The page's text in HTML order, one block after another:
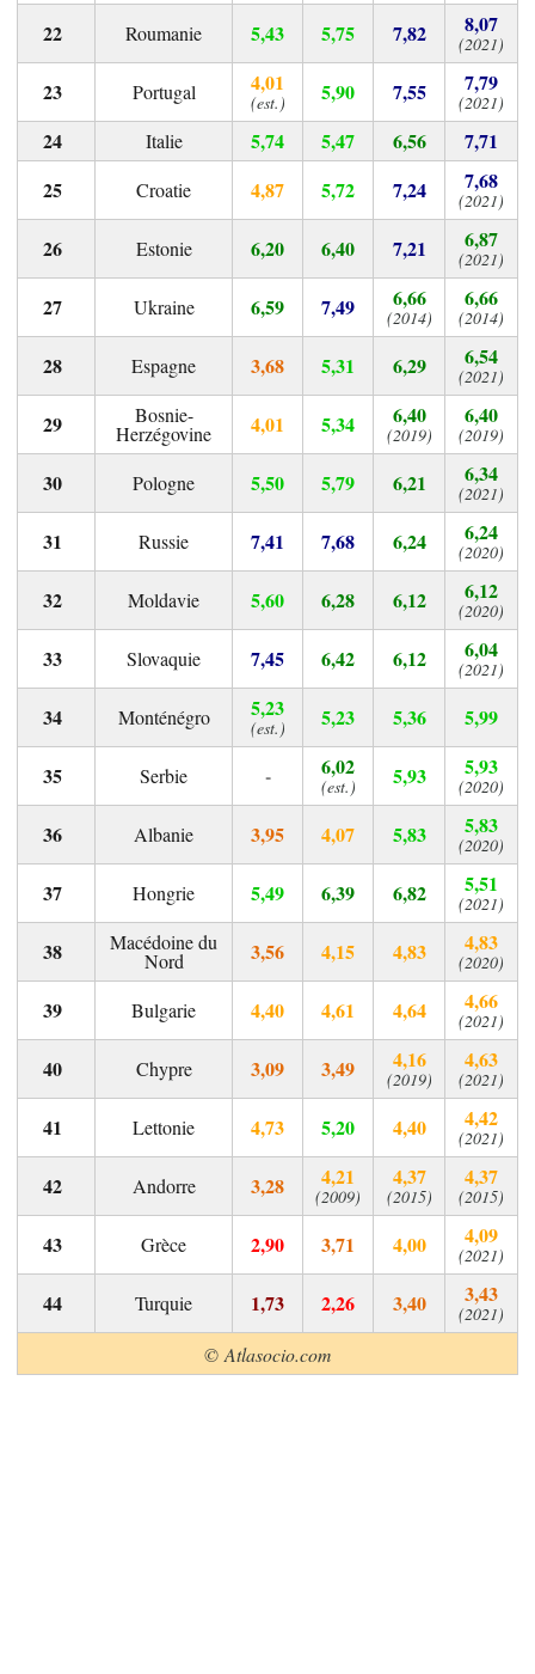
© Atlasocio.com
Roumanie 5,43 5,75 7,82 8,07
(2021)
Portugal 4,01
(est.) 5,90 7,55 7,79
(2021)
Italie 5,74 5,47 6,56 7,71
Croatie 4,87 5,72 7,24 7,68
(2021)
Estonie 6,20 6,40 7,21 6,87
(2021)
Ukraine 6,59 7,49 6,66
(2014)
6,66
(2014)
Espagne 3,68 5,31 6,29 6,54
(2021)
Bosnie-
Herzégovine 4,01 5,34 6,40
(2019)
6,40
(2019)
Pologne 5,50 5,79 6,21 6,34
(2021)
Russie 7,41 7,68 6,24 6,24
(2020)
Moldavie 5,60 6,28 6,12 6,12
(2020)
Slovaquie 7,45 6,42 6,12 6,04
(2021)
Monténégro 5,23
(est.) 5,23 5,36 5,99
Serbie - 6,02
(est.) 5,93 5,93
(2020)
Albanie 3,95 4,07 5,83 5,83
(2020)
Hongrie 5,49 6,39 6,82 5,51
(2021)
Macédoine du
Nord 3,56 4,15 4,83 4,83
(2020)
Bulgarie 4,40 4,61 4,64 4,66
(2021)
Chypre 3,09 3,49 4,16
(2019)
4,63
(2021)
Lettonie 4,73 5,20 4,40 4,42
(2021)
Andorre 3,28 4,21
(2009)
4,37
(2015)
4,37
(2015)
Grèce 2,90 3,71 4,00 4,09
(2021)
Turquie 1,73 2,26 3,40 3,43
(2021)